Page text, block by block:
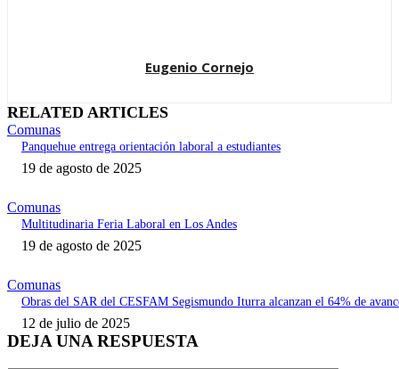
Eugenio Cornejo
RELATED ARTICLES
Comunas
Panquehue entrega orientación laboral a estudiantes
19 de agosto de 2025
Comunas
Multitudinaria Feria Laboral en Los Andes
19 de agosto de 2025
Comunas
Obras del SAR del CESFAM Segismundo Iturra alcanzan el 64% de
12 de julio de 2025
DEJA UNA RESPUESTA